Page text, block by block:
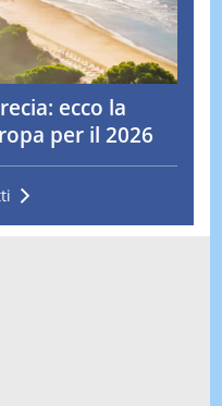
ecco la
per il 2026